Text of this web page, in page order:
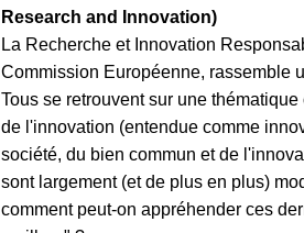
Research and Innovation)
La Recherche et Innovation
Commission Européenne, rassemble
Tous se retrouvent sur une
de l'innovation (entendue comme
société, du bien commun et de
sont largement (et de plus en plus)
comment peut-on appréhender ces